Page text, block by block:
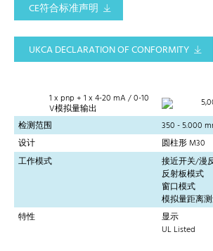
CE符合标准声明
UKCA DECLARATION OF CONFORMITY
1 x pnp + 1 x 4-20 mA / 0-10
V模拟量输出
检测范围
350 - 5.000
设计
圆柱形 M30
工作模式
接近开关/漫
反射板模式
窗口模式
模拟量距离
特性
显示
UL Listed